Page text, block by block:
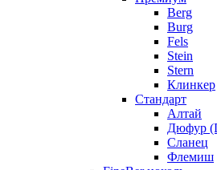
Berg
Burg
Fels
Stein
Stern
Клинкер
Стандарт
Алтай
Дюфур
Сланец
Флемиш